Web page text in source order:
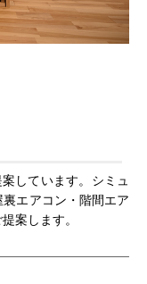
しています。シミュ
エアコン・階間エア
案します。